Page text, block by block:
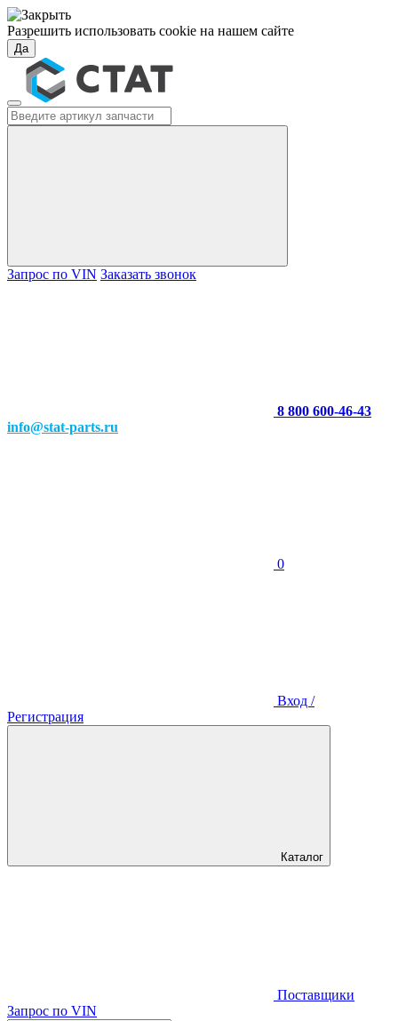
Разрешить использовать cookie на нашем сайте
Да
Запрос по VIN Заказать звонок
8 800 600-46-43
info@stat-parts.ru
0
Вход /
Регистрация
Каталог
Поставщики
Запрос по VIN